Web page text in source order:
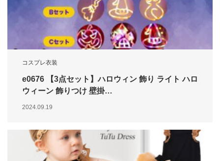
コスプレ衣装
e0676 【3点セット】ハロウィン 飾り ライト ハロ
ウィーン 飾りつけ 壁掛…
2024.09.19